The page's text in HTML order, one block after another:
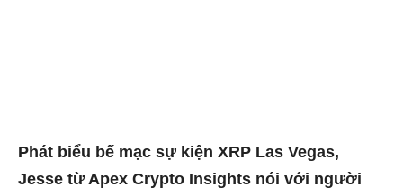
Phát biểu bế mạc sự kiện XRP Las Vegas,
Jesse từ Apex Crypto Insights nói với người